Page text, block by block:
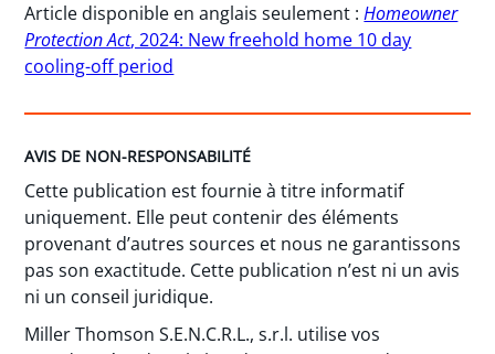
Article disponible en anglais seulement :Homeowner
Protection Act, 2024: New freehold home 10 day
cooling-off period
AVIS DE NON-RESPONSABILITÉ
Cette publication est fournie à titre informatif
uniquement. Elle peut contenir des éléments
provenant d’autres sources et nous ne garantissons
pas son exactitude. Cette publication n’est ni un avis
ni un conseil juridique.
Miller Thomson S.E.N.C.R.L., s.r.l. utilise vos